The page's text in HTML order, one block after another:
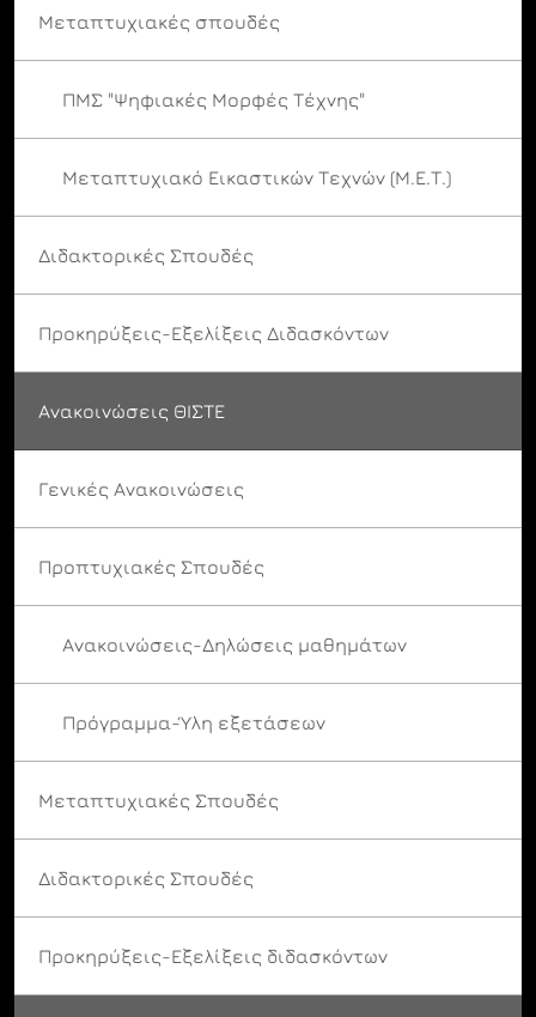
Μεταπτυχιακές σπουδές
ΠΜΣ "Ψηφιακές Μορφές Τέχνης"
Μεταπτυχιακό Εικαστικών Τεχνών (Μ.Ε.Τ.)
Διδακτορικές Σπουδές
Προκηρύξεις-Εξελίξεις Διδασκόντων
Ανακοινώσεις ΘΙΣΤΕ
Γενικές Ανακοινώσεις
Προπτυχιακές Σπουδές
Ανακοινώσεις-Δηλώσεις μαθημάτων
Πρόγραμμα-Ύλη εξετάσεων
Μεταπτυχιακές Σπουδές
Διδακτορικές Σπουδές
Προκηρύξεις-Εξελίξεις διδασκόντων